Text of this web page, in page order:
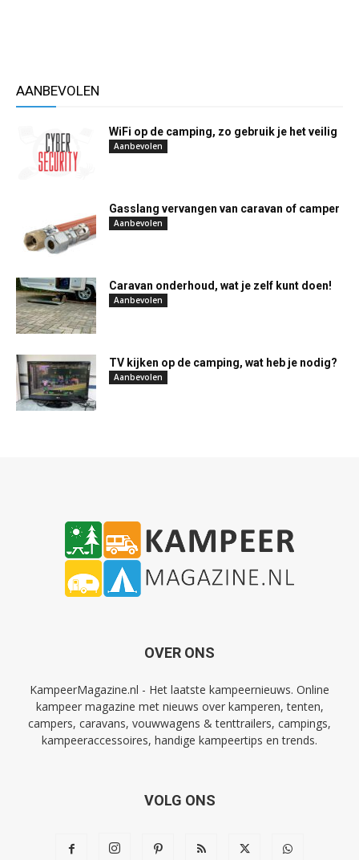
AANBEVOLEN
WiFi op de camping, zo gebruik je het veilig
Aanbevolen
Gasslang vervangen van caravan of camper
Aanbevolen
Caravan onderhoud, wat je zelf kunt doen!
Aanbevolen
TV kijken op de camping, wat heb je nodig?
Aanbevolen
OVER ONS
KampeerMagazine.nl - Het laatste kampeernieuws. Online
kampeer magazine met nieuws over kamperen, tenten,
campers, caravans, vouwwagens & tenttrailers, campings,
kampeeraccessoires, handige kampeertips en trends.
VOLG ONS